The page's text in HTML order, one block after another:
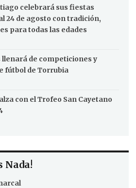
celebrará sus fiestas
24 de agosto con tradición,
para todas las edades
llenará de competiciones y
fútbol de Torrubia
con el Trofeo San Cayetano
Nada!